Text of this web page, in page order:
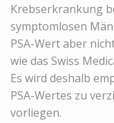
Krebserkrankung
symptomlosen
PSA-Wert aber
wie das Swiss
Es wird deshalb
PSA-Wertes zu
vorliegen.